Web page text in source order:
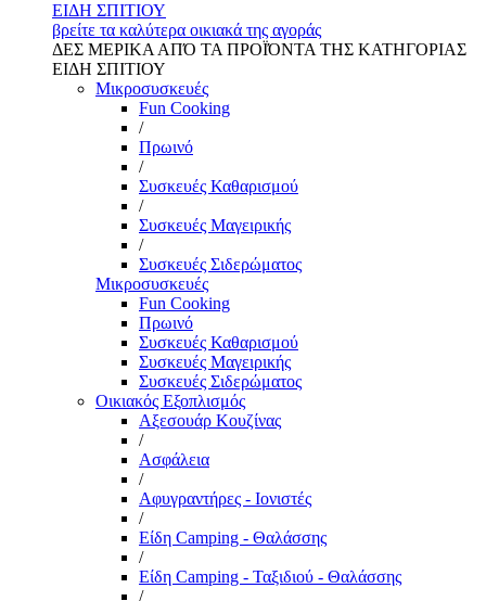
ΕΙΔΗ ΣΠΙΤΙΟΥ
βρείτε τα καλύτερα οικιακά της αγοράς
ΔΕΣ ΜΕΡΙΚΑ ΑΠΌ ΤΑ ΠΡΟΪΌΝΤΑ ΤΗΣ ΚΑΤΗΓΟΡΙΑΣ
ΕΙΔΗ ΣΠΙΤΙΟΥ
Μικροσυσκευές
Fun Cooking
/
Πρωινό
/
Συσκευές Καθαρισμού
/
Συσκευές Μαγειρικής
/
Συσκευές Σιδερώματος
Μικροσυσκευές
Fun Cooking
Πρωινό
Συσκευές Καθαρισμού
Συσκευές Μαγειρικής
Συσκευές Σιδερώματος
Οικιακός Εξοπλισμός
Αξεσουάρ Κουζίνας
/
Ασφάλεια
/
Αφυγραντήρες - Ιονιστές
/
Είδη Camping - Θαλάσσης
/
Είδη Camping - Ταξιδιού - Θαλάσσης
/